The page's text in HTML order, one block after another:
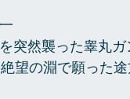
一
突然襲った睾丸
望の淵で願った